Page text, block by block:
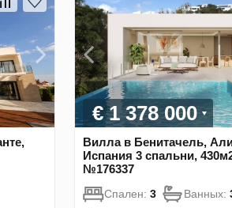
€ 1 378 000
Вилла в Бенитачель,
Испания 3 спальни,
№176337
Спален: 3 Ванных: